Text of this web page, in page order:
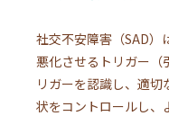
社交不安障害（SAD）
悪化させるトリガー（
リガーを認識し、適
状をコントロールし、